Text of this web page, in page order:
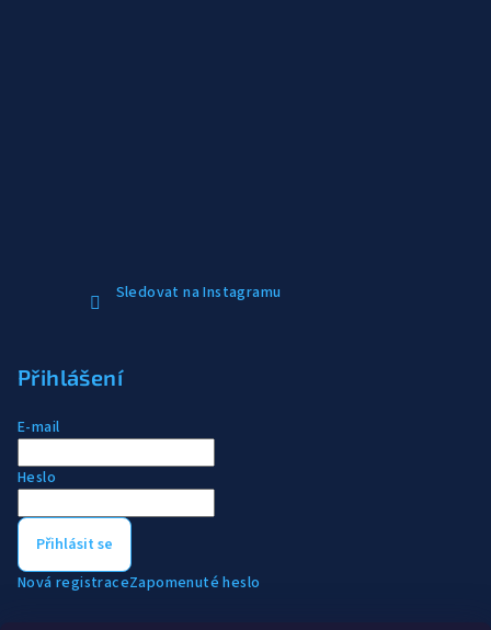
Sledovat na Instagramu
Přihlášení
E-mail
Heslo
Přihlásit se
Nová registraceZapomenuté heslo